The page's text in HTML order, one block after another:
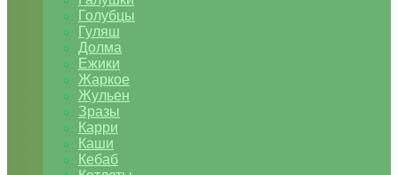
Голубцы
Гуляш
Долма
Ежики
Жаркое
Жульен
Зразы
Карри
Каши
Кебаб